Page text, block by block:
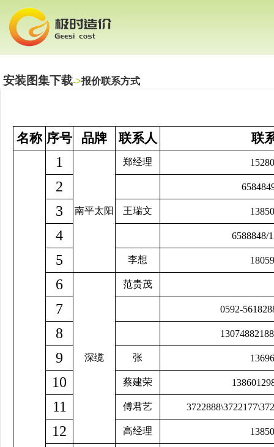
安装图集下载->报价联系方式
名称 序号 品牌 联系人 联
1
南平太阳
郑经理
2
3 王瑞文
4 6588848/
5 李想
6
深缆
范贵茂
7 0592-
8
9 张
10 蔡建荣
11 傅君艺
12 高经理